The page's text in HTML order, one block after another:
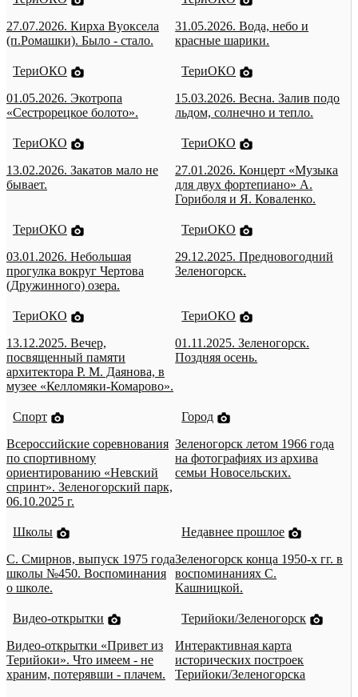
27.07.2026. Кирха Вуоксела
(п.Ромашки). Было - стало.
31.05.2026. Вода, небо и
красные шарики.
ТериОКО
01.05.2026. Экотропа
«Сестрорецкое болото».
ТериОКО
15.03.2026. Весна. Залив подо
льдом, солнечно и тепло.
ТериОКО
13.02.2026. Закатов мало не
бывает.
ТериОКО
27.01.2026. Концерт «Музыка
для двух фортепиано» А.
Гориболя и Я. Коваленко.
ТериОКО
03.01.2026. Небольшая
прогулка вокруг Чертова
(Дружинного) озера.
ТериОКО
29.12.2025. Предновогодний
Зеленогорск.
ТериОКО
13.12.2025. Вечер,
посвященный памяти
архитектора Р. М. Даянова, в
музее «Келломяки-Комарово».
ТериОКО
01.11.2025. Зеленогорск.
Поздняя осень.
Спорт
Всероссийские соревнования
по спортивному
ориентированию «Невский
спринт». Зеленогорский парк,
06.10.2025 г.
Город
Зеленогорск летом 1966 года
на фотографиях из архива
семьи Новосельских.
Школы
С. Смирнов, выпуск 1975 года
школы №450. Воспоминания
о школе.
Недавнее прошлое
Зеленогорск конца 1950-х гг. в
воспоминаниях С.
Кашницкой.
Видео-открытки
Видео-открытки «Привет из
Терийоки». Что имеем - не
храним, потерявши - плачем.
Терийоки/Зеленогорск
Интерактивная карта
исторических построек
Терийоки/Зеленогорска